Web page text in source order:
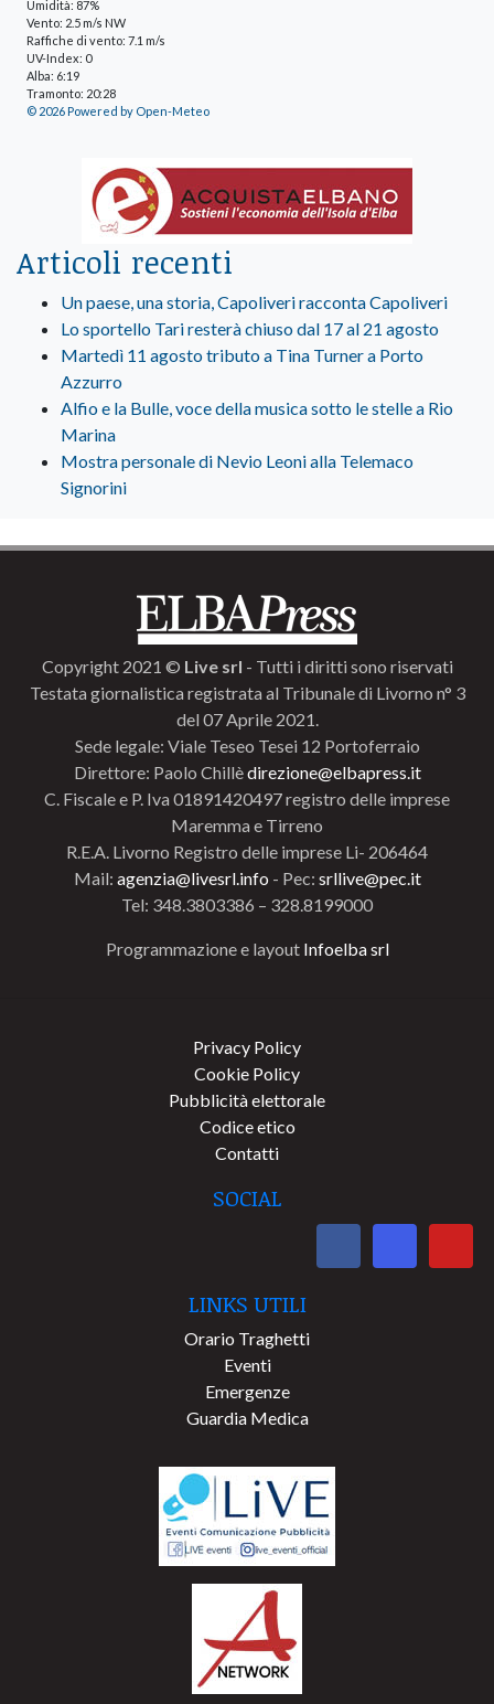
Umidità: 87%
Vento: 2.5 m/s NW
Raffiche di vento: 7.1 m/s
UV-Index: 0
Alba: 6:19
Tramonto: 20:28
© 2026 Powered by Open-Meteo
Articoli recenti
Un paese, una storia, Capoliveri racconta Capoliveri
Lo sportello Tari resterà chiuso dal 17 al 21 agosto
Martedì 11 agosto tributo a Tina Turner a Porto
Azzurro
Alfio e la Bulle, voce della musica sotto le stelle a Rio
Marina
Mostra personale di Nevio Leoni alla Telemaco
Signorini
Copyright 2021 © Live srl - Tutti i diritti sono riservati
Testata giornalistica registrata al Tribunale di Livorno n° 3
del 07 Aprile 2021.
Sede legale: Viale Teseo Tesei 12 Portoferraio
Direttore: Paolo Chillèdirezione@elbapress.it
C. Fiscale e P. Iva 01891420497 registro delle imprese
Maremma e Tirreno
R.E.A. Livorno Registro delle imprese Li- 206464
Mail: agenzia@livesrl.info - Pec: srllive@pec.it
Tel: 348.3803386 – 328.8199000
Programmazione e layout Infoelba srl
Privacy Policy
Cookie Policy
Pubblicità elettorale
Codice etico
Contatti
SOCIAL
LINKS UTILI
Orario Traghetti
Eventi
Emergenze
Guardia Medica